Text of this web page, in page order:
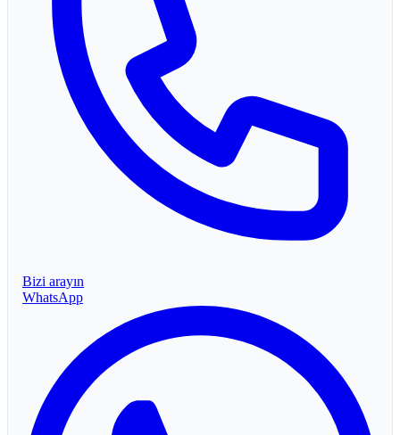
Bizi arayın
WhatsApp